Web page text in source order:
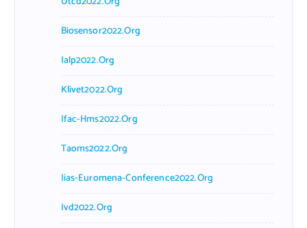
Biosensor2022.org
Ialp2022.org
Klivet2022.org
Ifac-Hms2022.org
Taoms2022.org
Iias-Euromena-Conference2022.org
Ivd2022.org